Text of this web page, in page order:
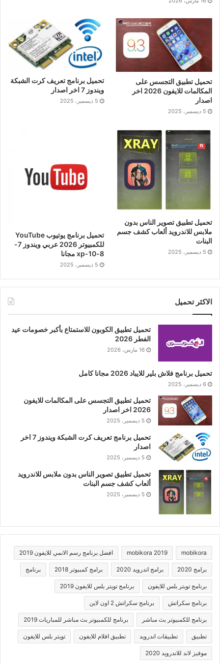
تحميل تطبيق التجسس على
المكالمات للايفون 2026 اخر
اصدار
5 ديسمبر، 2025
تحميل برنامج تعريف كرت الشبكة
ويندوز 7 اخر اصدار
5 ديسمبر، 2025
تحميل تطبيق تصوير الناس بدون
ملابس للاندرويد ألعاب كشف جسم
البنات
5 ديسمبر، 2025
تحميل برنامج يوتيوب YouTube
للكمبيوتر 2026 عربي ويندوز 7-
8-10-xp مجانا
5 ديسمبر، 2025
الاكثر تحميل
تحميل تطبيق الكوبون للاستمتاع بأكبر خصومات عيد
الفطر 2026
16 مارس، 2026
تحميل برنامج فلاش بلير للايباد 2026 مجانا كامل
6 ديسمبر، 2025
تحميل تطبيق التجسس على المكالمات للايفون
2026 اخر اصدار
5 ديسمبر، 2025
تحميل برنامج تعريف كرت الشبكة ويندوز 7 اخر
اصدار
5 ديسمبر، 2025
تحميل تطبيق تصوير الناس بدون ملابس للاندرويد
ألعاب كشف جسم البنات
5 ديسمبر، 2025
mobikora
mobikora 2019 افضل برنامج رسم الانمي للايفون 2019
برامج 2020 برامج اندرويد 2020 برامج كمبيوتر 2018 برنامج
برنامج تويتر بلس للايفون برنامج تويتر بلس للايفون 2019
برنامج سكراتش برنامج سكراتش 2 اون لاين
برنامج للكمبيوتر بث مباشر برنامج للكمبيوتر بث مباشر للمباريات 2019
تطبيق تطبيقات اندرويد تطبيق افلام للايفون تويتر بلس للايفون
موفيز لاند للاندرويد 2020